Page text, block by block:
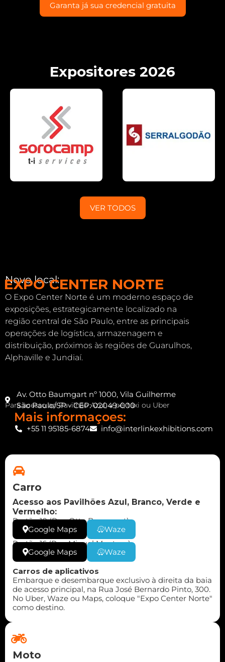
Garanta já sua credencial gratuita
Expositores 2026
VER TODOS
Novo local:
EXPO CENTER NORTE
O Expo Center Norte é um moderno espaço de
exposições, estrategicamente localizado na
região central de São Paulo, entre as principais
operações de logística, armazenagem e
distribuição, próximos às regiões de Guarulhos,
Alphaville e Jundiaí.
Av. Otto Baumgart nº 1000, Vila Guilherme
São Paulo/SP - CEP: 02049-000
Para acesso ao Pavilhão Azul, a pé, táxi ou Uber
Mais informaçoes:
+55 11 95185-6874 info@interlinkexhibitions.com
Carro
Acesso aos Pavilhões Azul, Branco, Verde e
Vermelho:
Portão 10 (Rua Otto Baumgart)
Google Maps
Waze
Portão 16 (Rua Miguel Mentem)
Google Maps
Waze
Carros de aplicativos
Embarque e desembarque exclusivo à direita da baia
de acesso principal, na Rua José Bernardo Pinto, 300.
No Uber, Waze ou Maps, coloque "Expo Center Norte"
como destino.
Moto